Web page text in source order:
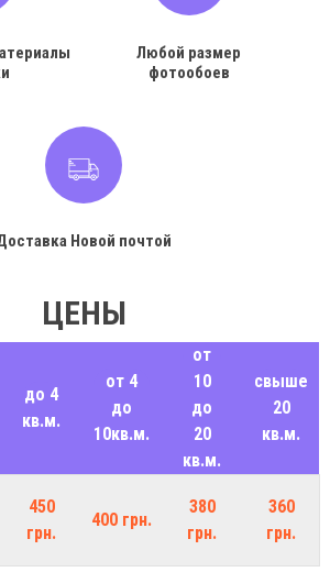
Любой размер
фотообоев
Новой почтой
ЦЕНЫ
до 4
кв.м.
от 4
до
10кв.м.
от
10
до
20
кв.м.
свыше
20
кв.м.
450
грн.
400 грн.
380
грн.
360
грн.